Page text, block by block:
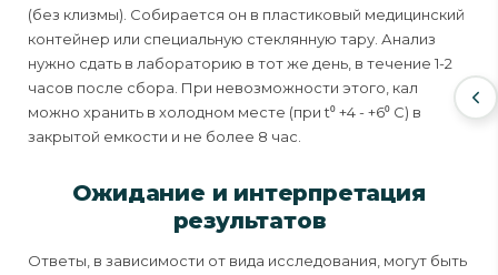
(без клизмы). Собирается он в пластиковый медицинский
контейнер или специальную стеклянную тару. Анализ
нужно сдать в лабораторию в тот же день, в течение 1-2
часов после сбора. При невозможности этого, кал
можно хранить в холодном месте (при t⁰ +4 - +6⁰ C) в
закрытой емкости и не более 8 час.
Ожидание и интерпретация
результатов
Ответы, в зависимости от вида исследования, могут быть